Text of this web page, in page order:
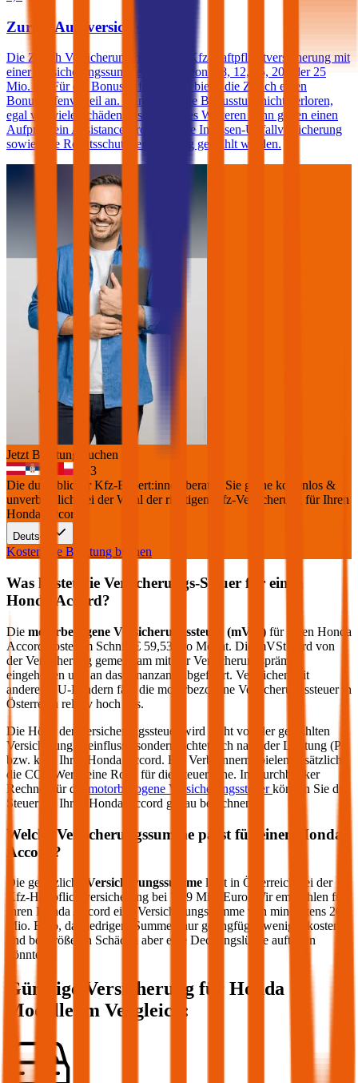
Zurich Autoversicherung
Die Zurich Versicherung bietet eine Kfz-Haftpflichtversicherung mit
einer Versicherungssumme in Höhe von € 8, 12, 15, 20 oder 25
Mio. an. Für die Bonusstufen 0 bis 3 bietet die Zurich einen
Bonusstufenvorteil an. Damit geht die Bonusstufe nicht verloren,
egal wie viele Schäden passieren. Des Weiteren kann gegen einen
Aufpreis ein Assistance-Produkt, eine Insassen-Unfallversicherung
sowie eine Rechtsschutzversicherung gewählt werden.
Jetzt Beratung buchen
+3
Die durchblicker Kfz-Expert:innen beraten Sie gerne kostenlos &
unverbindlich bei der Wahl der richtigen Kfz-Versicherung für Ihren
Honda Accord
Deutsch
Kostenlose Beratung buchen
Was kostet die Versicherungs-Steuer für einen
Honda
Accord?
Die motorbezogene Versicherungssteuer (mVSt) für einen Honda
Accord
kostet im Schnitt € 59,53
pro Monat. Die mVSt wird von
der Versicherung gemeinsam mit der Versicherungsprämie
eingehoben und an das Finanzamt abgeführt. Verglichen mit
anderen EU-Ländern fällt die motorbezogene Versicherungssteuer in
Österreich relativ hoch aus.
Die Höhe der Versicherungssteuer wird nicht von der gewählten
Versicherung beeinflusst, sondern richtet sich nach der Leistung (PS
bzw. kW) Ihres
Honda Accord. Bei Verbrennern spielen zusätzlich
die CO2-Werte eine Rolle für die Steuerhöhe. Im durchblicker
Rechner für die motorbezogene Versicherungssteuerkönnen Sie die
Steuer für Ihren Honda Accord genau berechnen.
Welche Versicherungssumme passt für einen
Honda
Accord
?
Die gesetzliche Versicherungssumme liegt in Österreich bei der
Kfz-Haftpflichtversicherung bei 7,79 Mio. Euro. Wir empfehlen für
Ihren Honda Accord eine Versicherungssumme von mindestens 20
Mio. Euro, da niedrigere Summen nur geringfügig weniger kosten
und bei größeren Schäden aber eine Deckungslücke auftreten
könnte.
Günstige Versicherung für Honda
Modelle im Vergleich: